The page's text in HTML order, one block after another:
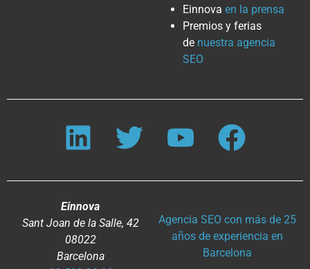
Einnova en la prensa
Premios y ferias
de nuestra agencia
SEO
Einnova
Sant Joan de la Salle, 42
08022
Barcelona
Agencia SEO con más de 25
años de experiencia en
Barcelona